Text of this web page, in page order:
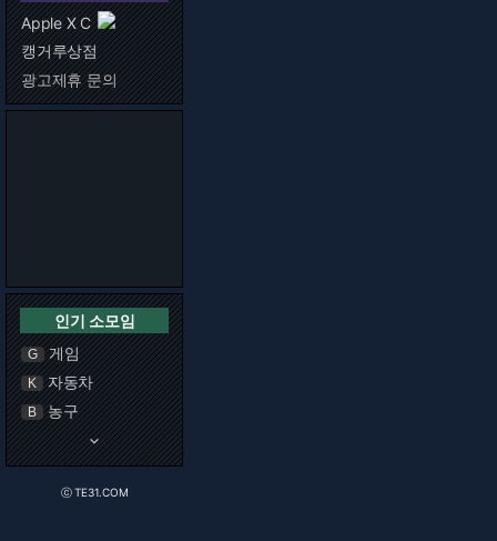
Apple X C
캥거루상점
광고제휴 문의
인기 소모임
G 게임
K 자동차
B 농구
keyboard_arrow_down
ⓒ TE31.COM